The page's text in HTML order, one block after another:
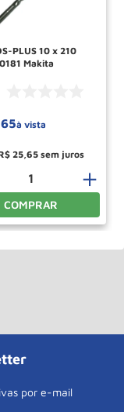
PLUS 10 x 210
Makita
65à vista
25,65
＋
COMPRAR
por e-mail